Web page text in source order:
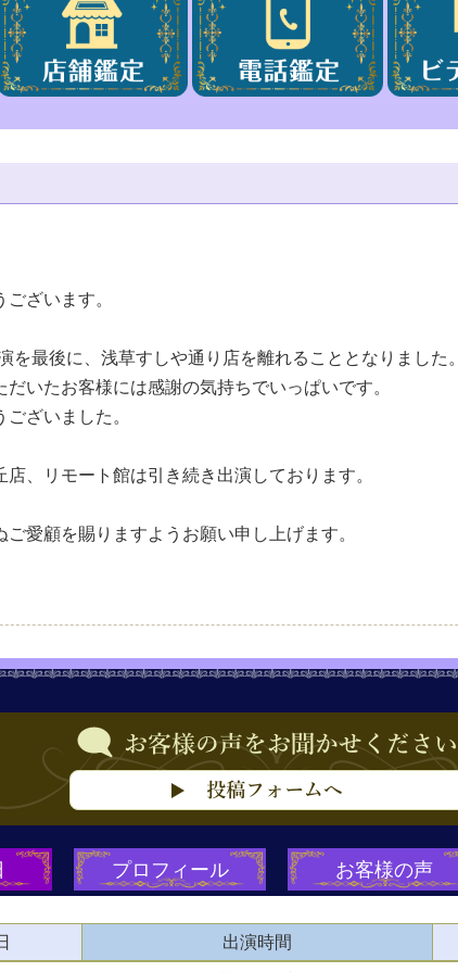
ざいます。
を最後に、浅草すしや通り店を離れることとなりました。
だいたお客様には感謝の気持ちでいっぱいです。
ざいました。
店、リモート館は引き続き出演しております。
ご愛顧を賜りますようお願い申し上げます。
出演時間
プロフィール お客様の声